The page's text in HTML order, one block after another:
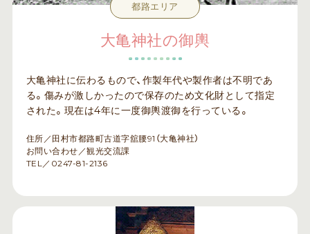
都路エリア
大亀神社の御輿
大亀神社に伝わるもので、作製年代や製作者は不明であ
る。傷みが激しかったので保存のため文化財として指定
された。現在は4年に一度御輿渡御を行っている。
住所／田村市都路町古道字舘腰91（大亀神社）
お問い合わせ／観光交流課
TEL／0247-81-2136